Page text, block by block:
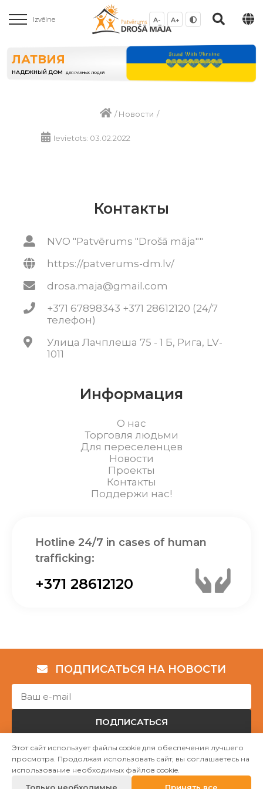
Izvēlne A- A+
ЛАТВИЯ
НАДЕЖНЫЙ ДОМ ДЛЯ РАЗНЫХ ЛЮДЕЙ
/Новости /
Ievietots: 03.02.2022
Контакты
NVO "Patvērums "Drošā māja""
https://patverums-dm.lv/
drosa.maja@gmail.com
+371 67898343 +371 28612120 (24/7
телефон)
Улица Лачплеша 75 - 1 Б, Рига, LV-
1011
Информация
О нас
Торговля людьми
Для переселенцев
Новости
Проекты
Контакты
Поддержи нас!
Hotline 24/7 in cases of human
trafficking:
+371 28612120
ПОДПИСАТЬСЯ НА НОВОСТИ
ПОДПИСАТЬСЯ
Авторские права © НГО „Убежище "Надёжный дом""
Этот сайт использует файлы cookie для обеспечения лучшего
просмотра. Продолжая использовать сайт, вы соглашаетесь на
использование необходимых файлов cookie.